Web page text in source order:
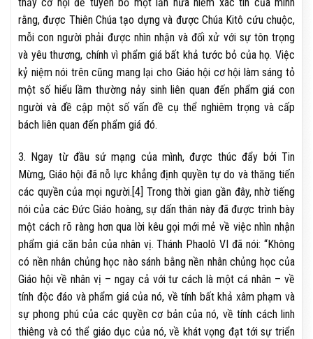
rằng, được Thiên Chúa tạo dựng và được Chúa Kitô cứu chuộc,
mỗi con người phải được nhìn nhận và đối xử với sự tôn trọng
và yêu thương, chính vì phẩm giá bất khả tước bỏ của họ. Việc
kỷ niệm nói trên cũng mang lại cho Giáo hội cơ hội làm sáng tỏ
một số hiểu lầm thường nảy sinh liên quan đến phẩm giá con
người và đề cập một số vấn đề cụ thể nghiêm trọng và cấp
bách liên quan đến phẩm giá đó.
3. Ngay từ đầu sứ mạng của mình, được thúc đẩy bởi Tin
Mừng, Giáo hội đã nỗ lực khẳng định quyền tự do và thăng tiến
các quyền của mọi người.[4] Trong thời gian gần đây, nhờ tiếng
nói của các Đức Giáo hoàng, sự dấn thân này đã được trình bày
một cách rõ ràng hơn qua lời kêu gọi mới mẻ về việc nhìn nhận
phẩm giá căn bản của nhân vị. Thánh Phaolô VI đã nói: “Không
có nền nhân chủng học nào sánh bằng nền nhân chủng học của
Giáo hội về nhân vị – ngay cả với tư cách là một cá nhân – về
tính độc đáo và phẩm giá của nó, về tính bất khả xâm phạm và
sự phong phú của các quyền cơ bản của nó, về tính cách linh
thiêng và có thể giáo dục của nó, về khát vọng đạt tới sự triển